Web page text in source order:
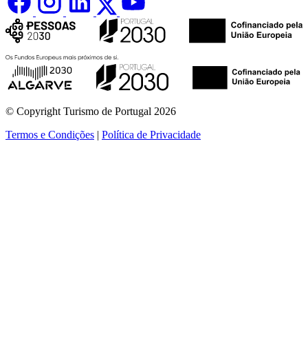
© Copyright Turismo de Portugal 2026
Termos e Condições | Política de Privacidade